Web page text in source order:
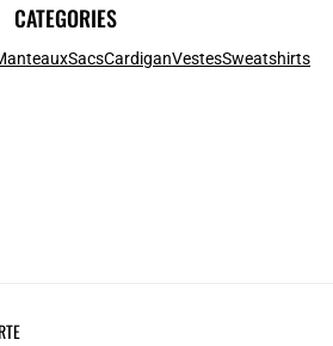
CATEGORIES
SacsCardiganVestesSweatshirts